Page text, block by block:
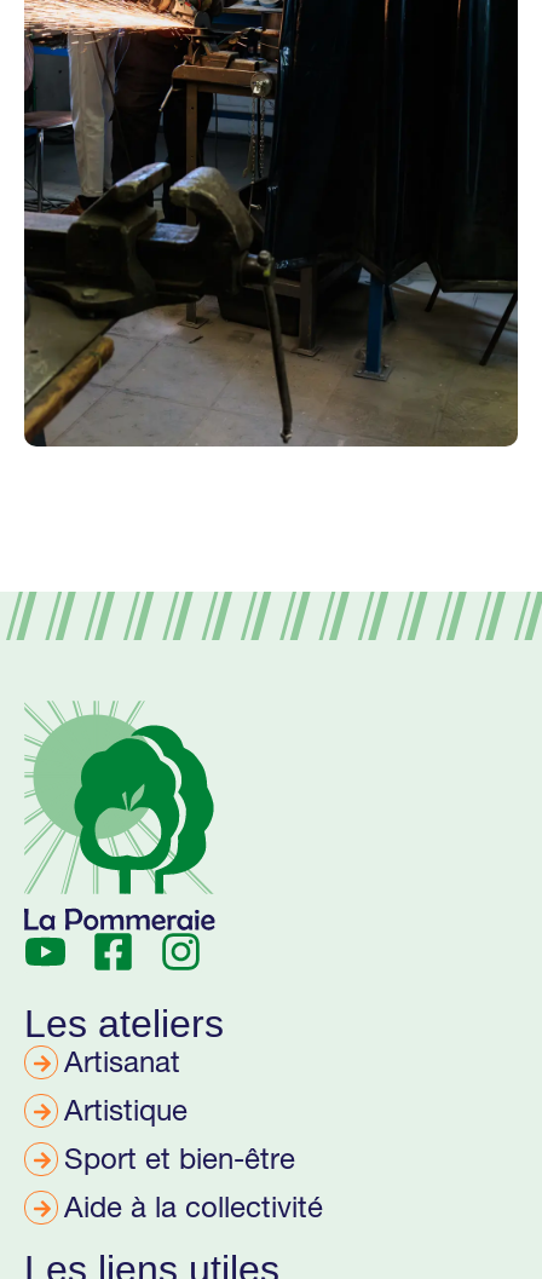
Les ateliers
Artisanat
Artistique
Sport et bien-être
Aide à la collectivité
Les liens utiles